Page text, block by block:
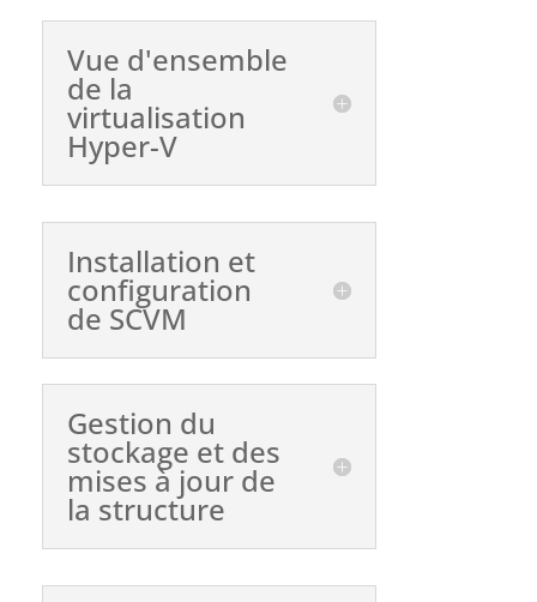
Vue d'ensemble
de la
virtualisation
Hyper-V
Installation et
configuration
de SCVM
Gestion du
stockage et des
mises à jour de
la structure